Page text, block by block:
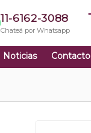
11-6162-3088
Chateá por Whatsapp
Noticias Contacto